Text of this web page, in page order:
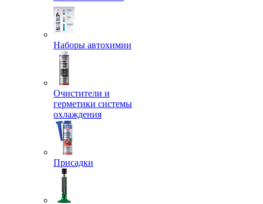
Наборы автохимии
Очистители и
герметики системы
охлаждения
Присадки